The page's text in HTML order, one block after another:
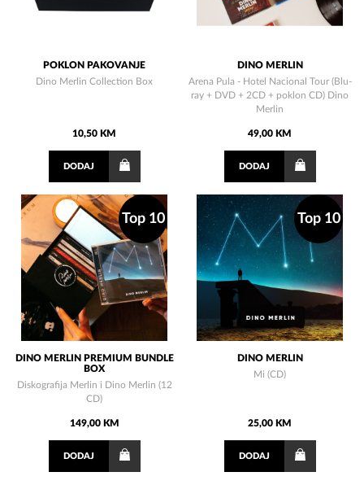
POKLON PAKOVANJE
Dino Merlin Collection Box
10,50 KM
DODAJ
DINO MERLIN
Arena Pula - Hotel Nacional Tour (Blu-
ray + DVD + 2CD + poklon CD) Dino
Merlin
49,00 KM
DODAJ
Top 10
DINO MERLIN PREMIUM BUNDLE
BOX
Diskografija Merlin i Dino Merlin (12
CD)
149,00 KM
DODAJ
Top 10
DINO MERLIN
Mi (CD)
25,00 KM
DODAJ